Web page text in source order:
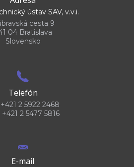
ústav SAV, v.v.i.
cesta 9
04 Bratislava
Slovensko
Telefón
+421 2 5922 2468
+421 2 5477 5816
E-mail